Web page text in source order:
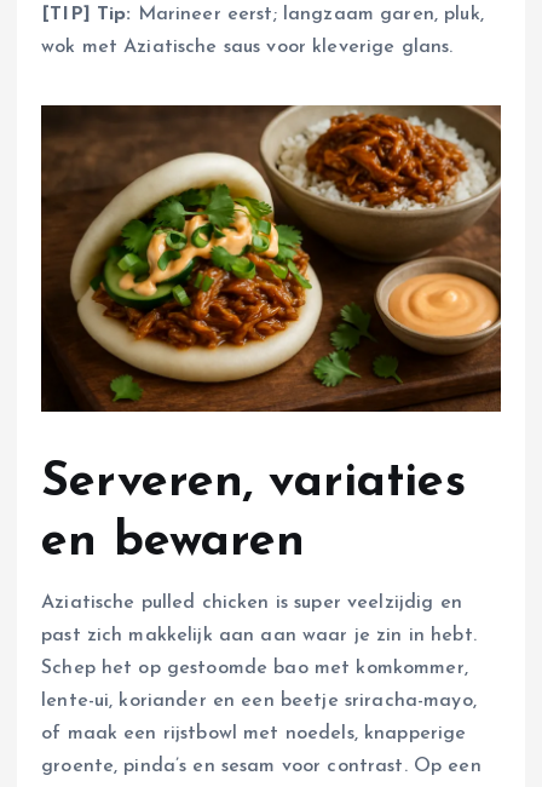
[TIP] Tip: Marineer eerst; langzaam garen, pluk,
wok met Aziatische saus voor kleverige glans.
Serveren, variaties
en bewaren
Aziatische pulled chicken is super veelzijdig en
past zich makkelijk aan aan waar je zin in hebt.
Schep het op gestoomde bao met komkommer,
lente-ui, koriander en een beetje sriracha-mayo,
of maak een rijstbowl met noedels, knapperige
groente, pinda’s en sesam voor contrast. Op een